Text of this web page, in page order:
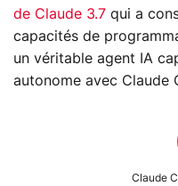
de Claude 3.7 qui a
capacités de
un véritable agent IA
autonome avec Claude
Claude